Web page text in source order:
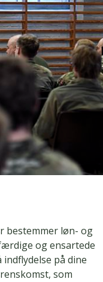
bestemmer løn- og
og ensartede
på dine
som